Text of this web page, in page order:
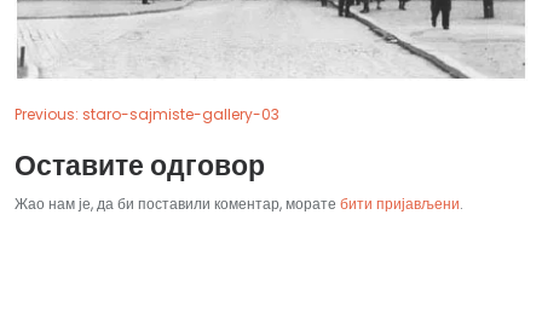
Previous: staro-sajmiste-gallery-03
Оставите одговор
Жао нам је, да би поставили коментар, морате бити пријављени.